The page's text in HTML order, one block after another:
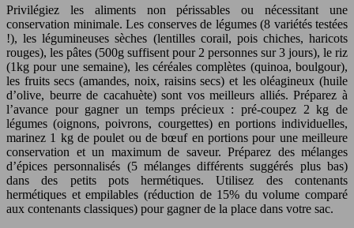
Privilégiez les aliments non périssables ou nécessitant une
conservation minimale. Les conserves de légumes (8 variétés testées
!), les légumineuses sèches (lentilles corail, pois chiches, haricots
rouges), les pâtes (500g suffisent pour 2 personnes sur 3 jours), le riz
(1kg pour une semaine), les céréales complètes (quinoa, boulgour),
les fruits secs (amandes, noix, raisins secs) et les oléagineux (huile
d’olive, beurre de cacahuète) sont vos meilleurs alliés. Préparez à
l’avance pour gagner un temps précieux : pré-coupez 2 kg de
légumes (oignons, poivrons, courgettes) en portions individuelles,
marinez 1 kg de poulet ou de bœuf en portions pour une meilleure
conservation et un maximum de saveur. Préparez des mélanges
d’épices personnalisés (5 mélanges différents suggérés plus bas)
dans des petits pots hermétiques. Utilisez des contenants
hermétiques et empilables (réduction de 15% du volume comparé
aux contenants classiques) pour gagner de la place dans votre sac.